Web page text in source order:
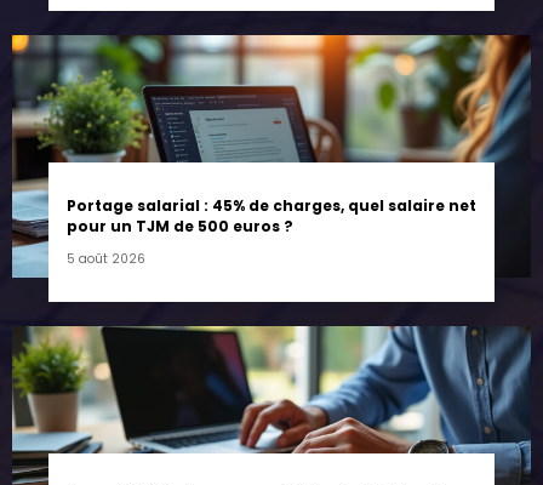
Portage salarial : 45% de charges, quel salaire net
pour un TJM de 500 euros ?
5 août 2026